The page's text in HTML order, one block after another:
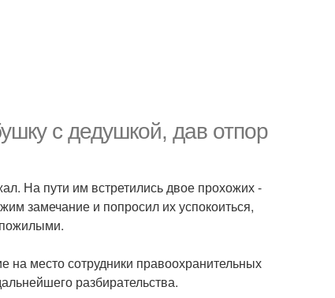
с дедушкой, дав отпор
На пути им встретились двое прохожих -
замечание и попросил их успокоиться,
место сотрудники правоохранительных
разбирательства.